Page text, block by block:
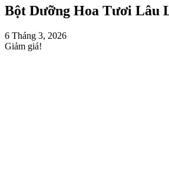
Bột Dưỡng Hoa Tươi Lâu
6 Tháng 3, 2026
Giảm giá!